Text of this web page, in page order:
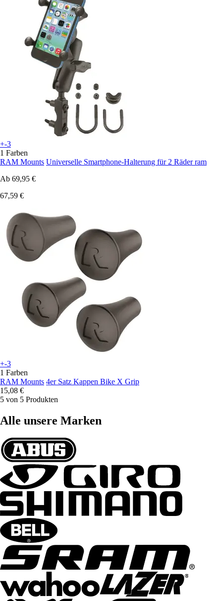
+-3
1 Farben
RAM Mounts Universelle Smartphone-Halterung für 2 Räder ram
Ab 69,95 €
67,59 €
+-3
1 Farben
RAM Mounts 4er Satz Kappen Bike X Grip
15,08 €
5 von 5 Produkten
Alle unsere Marken